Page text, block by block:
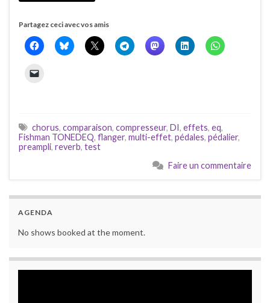
Partagez ceci avec vos amis
chorus, comparaison, compresseur, DI, effets, eq,
Fishman TONEDEQ, flanger, multi-effet, pédales, pédalier,
preampli, reverb, test
Faire un commentaire
AGENDA
No shows booked at the moment.